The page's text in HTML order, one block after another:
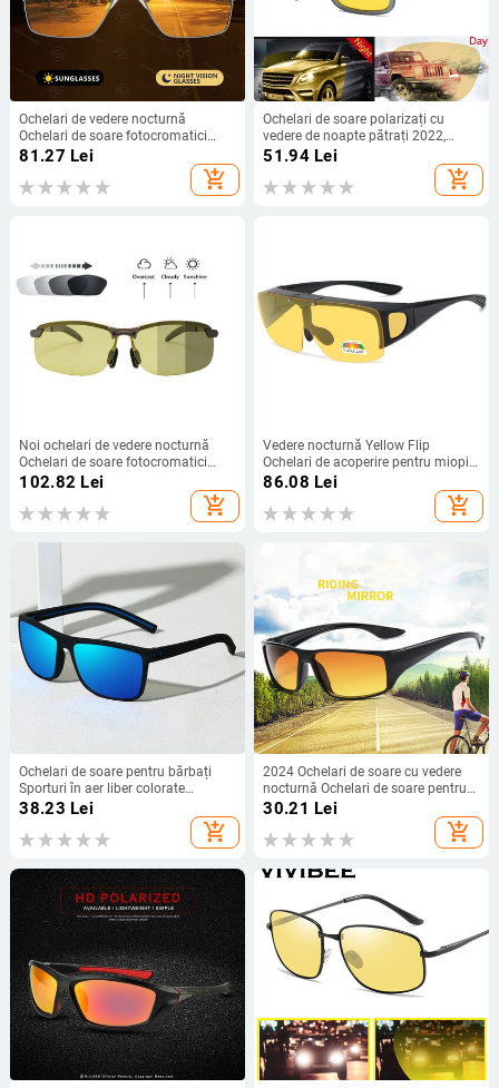
Ochelari de vedere nocturnă
Ochelari de soare fotocromatici
lentile galbene polarizate UV400
Ochelari de conducere pentru șoferi
de mașini Sport Bărbați Femei
81.27 Lei
add_shopping_cart
Ochelari de soare polarizați cu
vedere de noapte pătrați 2022,
bărbați, femei, sport clasici, pescuit
în aer liber, călătorii, ochelari de
soare colorați, ochelari UV400
51.94Lei
add_shopping_cart
Noi ochelari de vedere nocturnă
Ochelari de soare fotocromatici
Lentile polarizate galbene UV400
Ochelari de conducere pentru șoferi
Sport Bărbați Femei
102.82 Lei
add_shopping_cart
Vedere nocturnă Yellow Flip
Ochelari de acoperire pentru miopie
Ochelari de soare Soferi Ochelari de
polarizați fotocromici
86.08 Lei
add_shopping_cart
Ochelari de soare pentru bărbați
Sporturi în aer liber colorate
Ochelari de soare polarizați
Parbrize Ochelari de vedere Oglinzi
de noapte Oglinzi UV400
38.23 Lei
add_shopping_cart
2024 Ochelari de soare cu vedere
nocturnă Ochelari de soare pentru
mașină Ochelari pentru șofer
Ochelari de soare unisex Ochelari de
soare cu protecție UV Ochelari de
30.21 Lei
add_shopping_cart